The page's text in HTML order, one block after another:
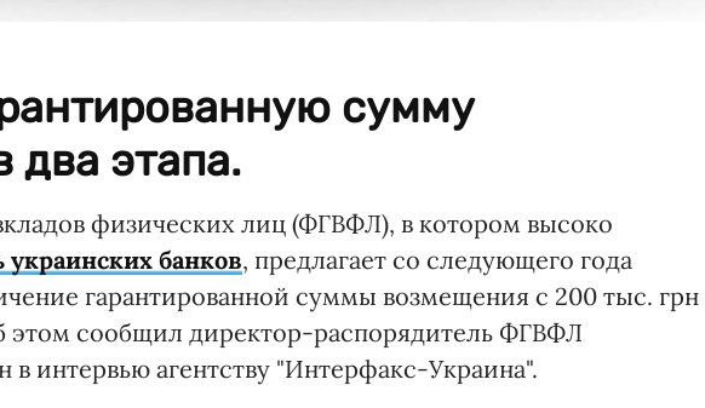
сумму
два этапа.
физических лиц (ФГВФЛ), в котором высоко
банков, предлагает со следующего года
гарантированной суммы возмещения с 200 тыс. грн
этом сообщил директор-распорядитель ФГВФЛ
интервью агентству "Интерфакс-Украина".